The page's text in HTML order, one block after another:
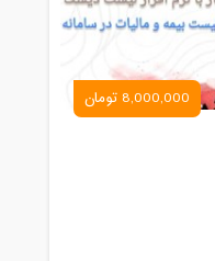
8,000,000 تومان